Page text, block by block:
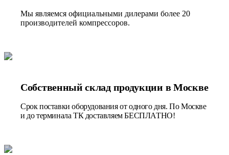
Мы являемся официальными дилерами более 20
производителей компрессоров.
Собственный склад продукции в Москве
Срок поставки оборудования от одного дня. По Москве
и до терминала ТК доставляем БЕСПЛАТНО!